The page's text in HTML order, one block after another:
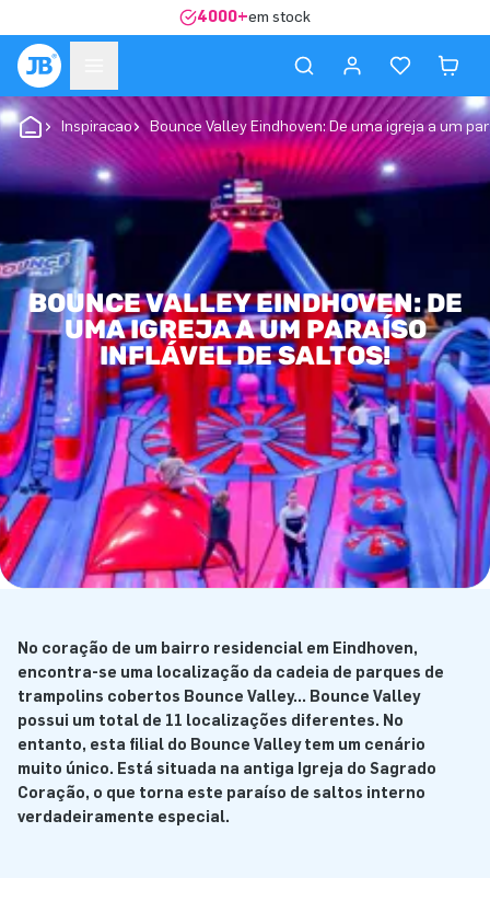
4000+em stock
Inspiracao Bounce Valley Eindhoven: De uma igreja a um
BOUNCE VALLEY EINDHOVEN: DE
UMA IGREJA A UM PARAÍSO
INFLÁVEL DE SALTOS!
No coração de um bairro residencial em Eindhoven,
encontra-se uma localização da cadeia de parques de
trampolins cobertos Bounce Valley... Bounce Valley
possui um total de 11 localizações diferentes. No
entanto, esta filial do Bounce Valley tem um cenário
muito único. Está situada na antiga Igreja do Sagrado
Coração, o que torna este paraíso de saltos interno
verdadeiramente especial.